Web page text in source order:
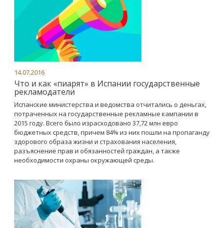
14.07.2016
Что и как «пиарят» в Испании государственные
рекламодатели
Испанские министерства и ведомства отчитались о деньгах,
потраченных на государственные рекламные кампании в
2015 году. Всего было израсходовано 37,72 млн евро
бюджетных средств, причем 84% из них пошли на пропаганду
здорового образа жизни и страхования населения,
разъяснение прав и обязанностей граждан, а также
необходимости охраны окружающей среды.